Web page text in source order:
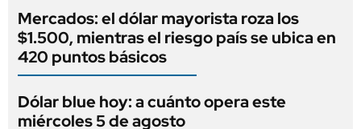
Mercados: el dólar mayorista roza los
$1.500, mientras el riesgo país se ubica en
420 puntos básicos
Dólar blue hoy: a cuánto opera este
miércoles 5 de agosto